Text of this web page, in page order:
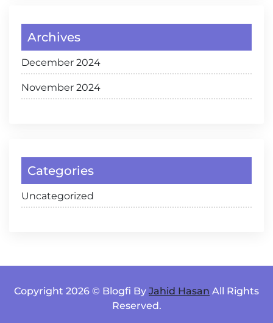
Archives
December 2024
November 2024
Categories
Uncategorized
Copyright 2026 © Blogfi By Jahid Hasan All Rights
Reserved.